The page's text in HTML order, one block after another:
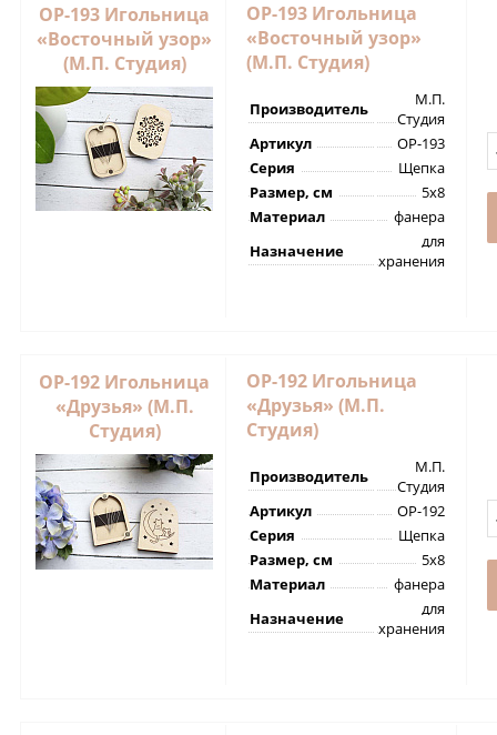
ОР-193 Игольница
«Восточный узор»
(М.П. Студия)
ОР-193 Игольница
«Восточный узор»
(М.П. Студия)
Производитель
М.П.
Студия
Артикул
ОР-193
Серия
Щепка
Размер, см
5х8
Материал
фанера
Назначение
для
хранения
ОР-192 Игольница
«Друзья» (М.П.
Студия)
ОР-192 Игольница
«Друзья» (М.П.
Студия)
Производитель
М.П.
Студия
Артикул
ОР-192
Серия
Щепка
Размер, см
5х8
Материал
фанера
Назначение
для
хранения